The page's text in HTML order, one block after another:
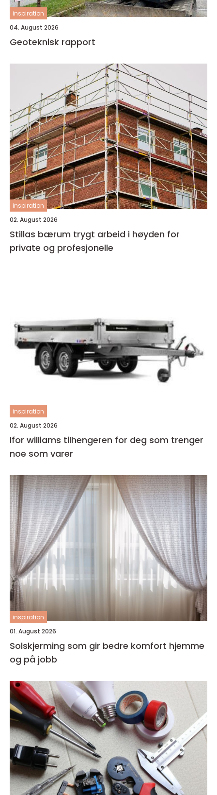
inspiration
04. August 2026
Geoteknisk rapport
inspiration
02. August 2026
Stillas bærum trygt arbeid i høyden for
private og profesjonelle
inspiration
02. August 2026
Ifor williams tilhengeren for deg som trenger
noe som varer
inspiration
01. August 2026
Solskjerming som gir bedre komfort hjemme
og på jobb